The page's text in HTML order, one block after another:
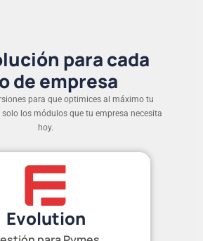
para cada
de empresa
para que optimices al máximo tu
los módulos que tu empresa necesita
hoy.
Evolution